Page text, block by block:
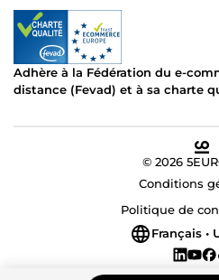
Adhère à la Fédération du e-
distance (Fevad) et à sa charte
© 2026
Conditions
Politique de
Français •